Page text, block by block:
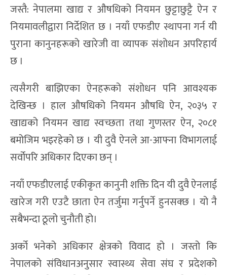
जस्तै: नेपालमा खाद्य र औषधिको नियमन छुट्टाछुट्टै ऐन र
नियमावलीद्वारा निर्देशित छ । नयाँ एफडीए स्थापना गर्न यी
पुराना कानुनहरूको खारेजी वा व्यापक संशोधन अपरिहार्य
छ ।
त्यसैगरी बाझिएका ऐनहरूको संशोधन पनि आवश्यक
देखिन्छ । हाल औषधिको नियमन औषधि ऐन, २०३५ र
खाद्यको नियमन खाद्य स्वच्छता तथा गुणस्तर ऐन, २०८१
बमोजिम भइरहेको छ । यी दुवै ऐनले आ-आफ्ना विभागलाई
सर्वोपरि अधिकार दिएका छन् ।
नयाँ एफडीएलाई एकीकृत कानुनी शक्ति दिन यी दुवै ऐनलाई
खारेज गरी एउटै छाता ऐन तर्जुमा गर्नुपर्ने हुनसक्छ । यो नै
सबैभन्दा ठूलो चुनौती हो।
अर्को भनेको अधिकार क्षेत्रको विवाद हो । जस्तो कि
नेपालको संविधानअनुसार स्वास्थ्य सेवा संघ र प्रदेशको